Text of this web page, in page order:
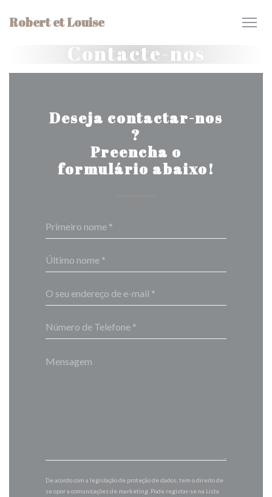
Robert et Louise
Contacte-nos
Deseja contactar-nos
?
Preencha o
formulário abaixo!
De acordo com a legislação de proteção de dados, tem o direito de
se opor a comunicações de marketing. Pode registar-se na Lista